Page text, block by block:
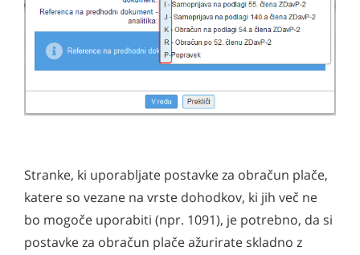
Stranke, ki uporabljate postavke za obračun plače,
katere so vezane na vrste dohodkov, ki jih več ne
bo mogoče uporabiti (npr. 1091), je potrebno, da si
postavke za obračun plače ažurirate skladno z